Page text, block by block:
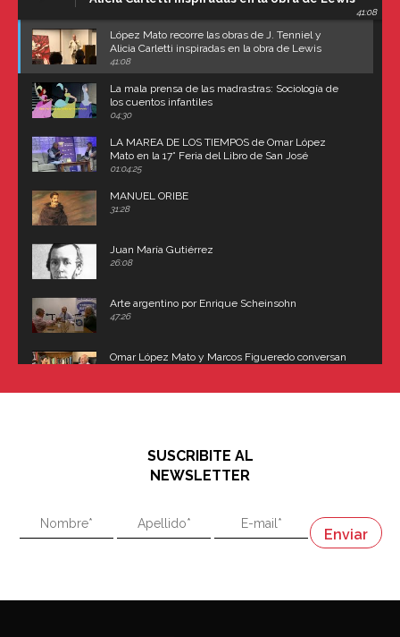
41:08
López Mato recorre las obras de J. Tenniel y
Alicia Carletti inspiradas en la obra de Lewis
Carroll
41:08
La mala prensa de las madrastras: Sociología de
los cuentos infantiles
04:30
LA MAREA DE LOS TIEMPOS de Omar López
Mato en la 17° Feria del Libro de San José
(Uruguay)
01:04:25
MANUEL ORIBE
31:28
Juan María Gutiérrez
26:08
Arte argentino por Enrique Scheinsohn
47:26
Omar López Mato y Marcos Figueredo conversan
"En política, la estupidez no es una desventaja"
"En política, la estupidez no es una desventaja"
Napoleón
SUSCRIBITE AL
NEWSLETTER